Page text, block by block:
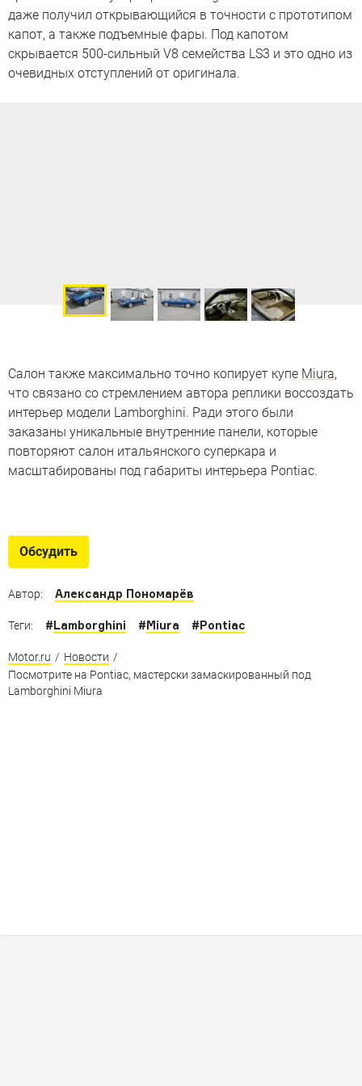
даже получил открывающийся в точности с прототипом
капот, а также подъемные фары. Под капотом
скрывается 500-сильный V8 семейства LS3 и это одно из
очевидных отступлений от оригинала.
Салон также максимально точно копирует купе Miura,
что связано со стремлением автора реплики воссоздать
интерьер модели Lamborghini. Ради этого были
заказаны уникальные внутренние панели, которые
повторяют салон итальянского суперкара и
масштабированы под габариты интерьера Pontiac.
10 итальянских автомобилей, ради которых можно
Обсудить
Автор: Александр Пономарёв
Теги: #Lamborghini #Miura #Pontiac
Motor.ru / Новости /
Посмотрите на Pontiac, мастерски замаскированный под
Lamborghini Miura